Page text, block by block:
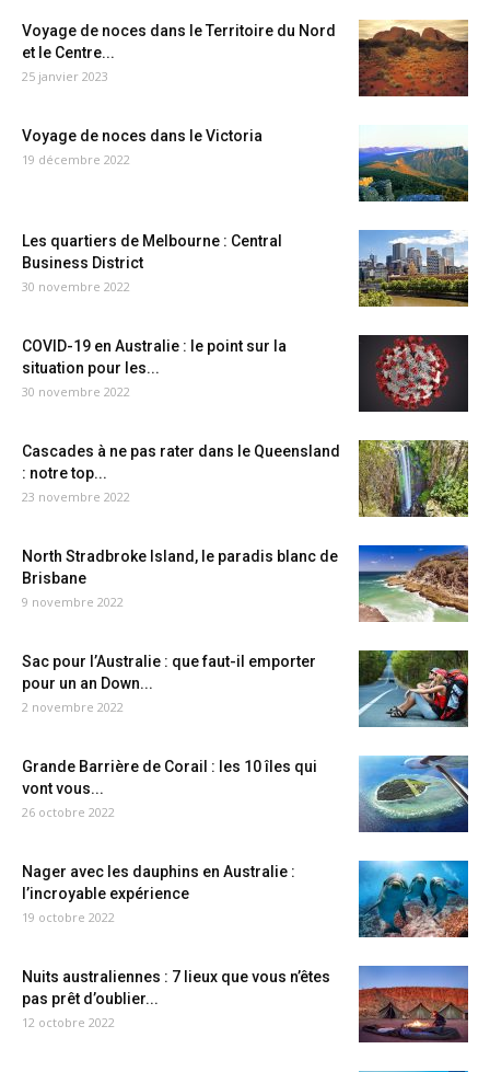
Voyage de noces dans le Territoire du Nord
et le Centre...
25 janvier 2023
Voyage de noces dans le Victoria
19 décembre 2022
Les quartiers de Melbourne : Central
Business District
30 novembre 2022
COVID-19 en Australie : le point sur la
situation pour les...
30 novembre 2022
Cascades à ne pas rater dans le Queensland
: notre top...
23 novembre 2022
North Stradbroke Island, le paradis blanc de
Brisbane
9 novembre 2022
Sac pour l’Australie : que faut-il emporter
pour un an Down...
2 novembre 2022
Grande Barrière de Corail : les 10 îles qui
vont vous...
26 octobre 2022
Nager avec les dauphins en Australie :
l’incroyable expérience
19 octobre 2022
Nuits australiennes : 7 lieux que vous n’êtes
pas prêt d’oublier...
12 octobre 2022